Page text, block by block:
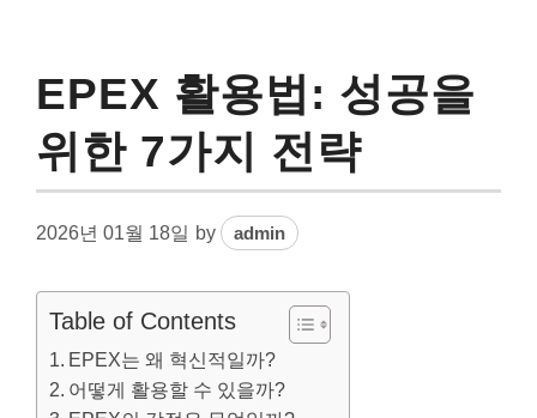
EPEX 활용법: 성공을
위한 7가지 전략
2026년 01월 18일 by admin
Table of Contents
EPEX는 왜 혁신적일까?
어떻게 활용할 수 있을까?